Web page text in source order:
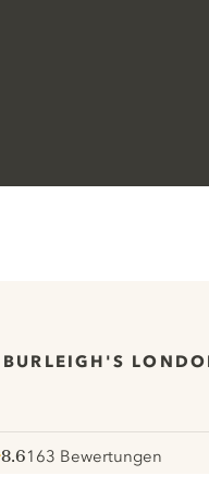
BURLEIGH'S
8.6163 Bewertungen